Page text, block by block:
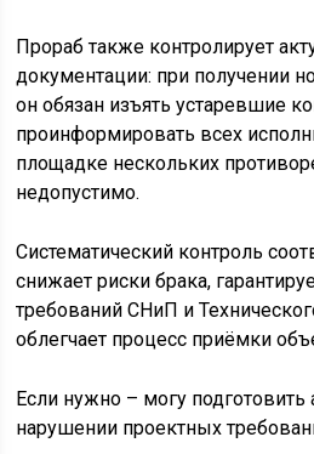
Прораб также контролирует
документации: при получении
он обязан изъять устаревшие
проинформировать всех
площадке нескольких
недопустимо.
Систематический контроль
снижает риски брака,
требований СНиП и
облегчает процесс приёмки
Если нужно – могу подготовить
нарушении проектных